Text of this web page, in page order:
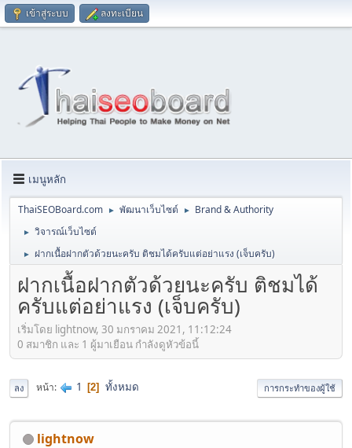
เข้าสู่ระบบ ลงทะเบียน
เมนูหลัก
ThaiSEOBoard.com ► พัฒนาเว็บไซต์ ► Brand & Authority
► วิจารณ์เว็บไซต์
► ฝากเนื้อฝากตัวด้วยนะครับ ติชมได้ครับแต่อย่าแรง (เจ็บครับ)
ฝากเนื้อฝากตัวด้วยนะครับ ติชมได้
ครับแต่อย่าแรง (เจ็บครับ)
เริ่มโดย lightnow, 30 มกราคม 2021, 11:12:24
0 สมาชิก และ 1 ผู้มาเยือน กำลังดูหัวข้อนี้
ลง หน้า 1 2 ทั้งหมด การกระทำของผู้ใช้
lightnow